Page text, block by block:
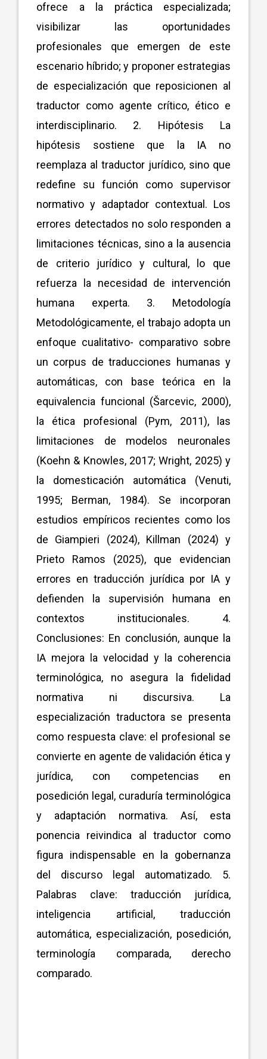
ofrece a la práctica especializada;
visibilizar las oportunidades
profesionales que emergen de este
escenario híbrido; y proponer estrategias
de especialización que reposicionen al
traductor como agente crítico, ético e
interdisciplinario. 2. Hipótesis La
hipótesis sostiene que la IA no
reemplaza al traductor jurídico, sino que
redefine su función como supervisor
normativo y adaptador contextual. Los
errores detectados no solo responden a
limitaciones técnicas, sino a la ausencia
de criterio jurídico y cultural, lo que
refuerza la necesidad de intervención
humana experta. 3. Metodología
Metodológicamente, el trabajo adopta un
enfoque cualitativo- comparativo sobre
un corpus de traducciones humanas y
automáticas, con base teórica en la
equivalencia funcional (Šarcevic, 2000),
la ética profesional (Pym, 2011), las
limitaciones de modelos neuronales
(Koehn & Knowles, 2017; Wright, 2025) y
la domesticación automática (Venuti,
1995; Berman, 1984). Se incorporan
estudios empíricos recientes como los
de Giampieri (2024), Killman (2024) y
Prieto Ramos (2025), que evidencian
errores en traducción jurídica por IA y
defienden la supervisión humana en
contextos institucionales. 4.
Conclusiones: En conclusión, aunque la
IA mejora la velocidad y la coherencia
terminológica, no asegura la fidelidad
normativa ni discursiva. La
especialización traductora se presenta
como respuesta clave: el profesional se
convierte en agente de validación ética y
jurídica, con competencias en
posedición legal, curaduría terminológica
y adaptación normativa. Así, esta
ponencia reivindica al traductor como
figura indispensable en la gobernanza
del discurso legal automatizado. 5.
Palabras clave: traducción jurídica,
inteligencia artificial, traducción
automática, especialización, posedición,
terminología comparada, derecho
comparado.